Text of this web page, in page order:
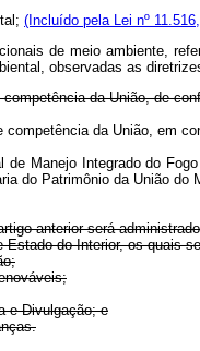
(Incluído pela Lei nº
de meio ambiente,
observadas as
da União, de
competência da União, em
de Manejo Integrado do
do Patrimônio da União
anterior será
do Interior, os quais
e Divulgação; e